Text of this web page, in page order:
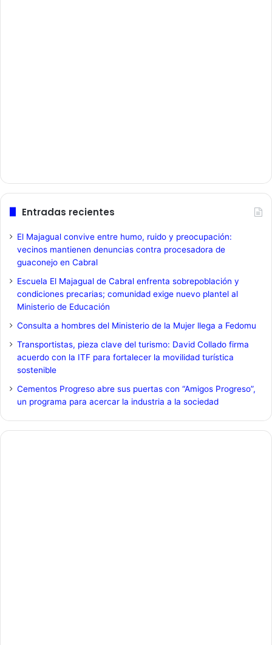
Entradas recientes
El Majagual convive entre humo, ruido y preocupación:
vecinos mantienen denuncias contra procesadora de
guaconejo en Cabral
Escuela El Majagual de Cabral enfrenta sobrepoblación y
condiciones precarias; comunidad exige nuevo plantel al
Ministerio de Educación
Consulta a hombres del Ministerio de la Mujer llega a Fedomu
Transportistas, pieza clave del turismo: David Collado firma
acuerdo con la ITF para fortalecer la movilidad turística
sostenible
Cementos Progreso abre sus puertas con “Amigos Progreso”,
un programa para acercar la industria a la sociedad